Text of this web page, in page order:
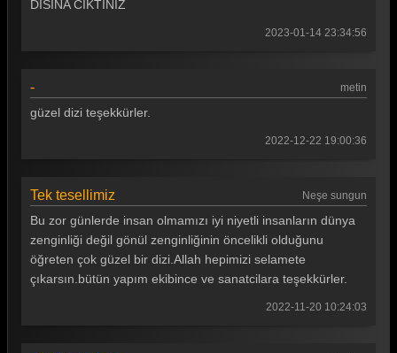
Gönül Dağı 52. Bölüm
Gönül Dağı 49. Bölüm
Gönül Dağı 48. Bölüm
Gönül Dağı 47. Bölüm
Gönül Dağı 46. Bölüm
DISINA CIKTINIZ
2023-01-14 23:34:56
- metin
güzel dizi teşekkürler.
2022-12-22 19:00:36
Tek tesellimiz Neşe sungun
Bu zor günlerde insan olmamızı iyi niyetli insanların dünya
zenginliği değil gönül zenginliğinin öncelikli olduğunu
öğreten çok güzel bir dizi.Allah hepimizi selamete
çıkarsın.bütün yapım ekibince ve sanatcilara teşekkürler.
2022-11-20 10:24:03